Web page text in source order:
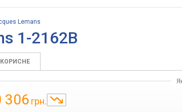
Lemans
1-2162B
КОРИСНЕ
306 грн.